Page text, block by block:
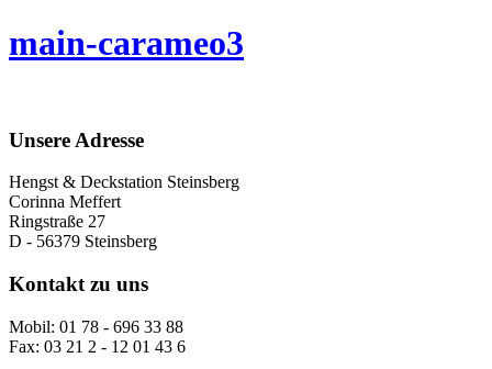
main-carameo3
Unsere Adresse
Hengst & Deckstation Steinsberg
Corinna Meffert
Ringstraße 27
D - 56379 Steinsberg
Kontakt zu uns
Mobil: 01 78 - 696 33 88
Fax: 03 21 2 - 12 01 43 6